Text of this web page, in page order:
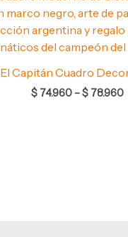
El Capitán Cuadro
$ 74.960 –$ 78.960